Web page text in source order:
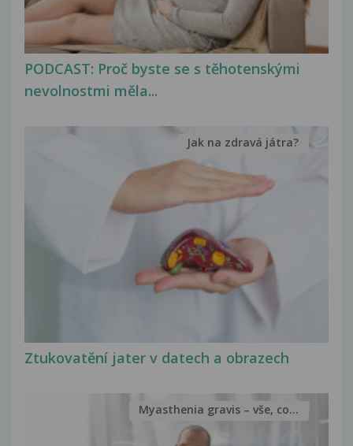
PODCAST: Proč byste se s těhotenskými
nevolnostmi měla...
Ztukovatění jater v datech a obrazech
Jak na zdravá játra?
Myasthenia gravis – vše, co...